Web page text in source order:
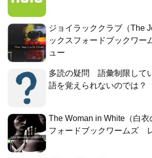
ジョイラッククラブ（The
ックスフォードブックワ
ュー
多読の疑問 語彙制限して
語を覚えられないのでは？
The Woman in White（白
フォードブックワームズ